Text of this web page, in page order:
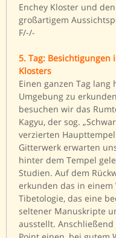
Enchey Kloster und
großartigem
F/-/-
5. Tag: Besichtigungen
Klosters
Einen ganzen Tag
Umgebung zu
besuchen wir das
Kagyu, der sog.
verzierten
Gitterwerk erwarten
hinter dem Tempel
Studien. Auf dem
erkunden das in
Tibetologie, das eine
seltener Manuskripte
ausstellt.